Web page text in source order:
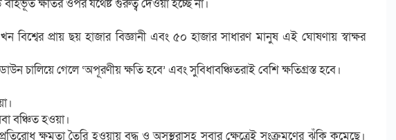
ক্ষতির ওপর যথেষ্ট গুরুত্ব দেওয়া হচ্ছে না।
প্রায় ছয় হাজার বিজ্ঞানী এবং ৫০ হাজার সাধারণ মানুষ এই ঘোষণায় স্বাক্ষর
চালিয়ে গেলে ‘অপূরণীয় ক্ষতি হবে’ এবং সুবিধাবঞ্চিতরাই বেশি ক্ষতিগ্রস্ত হবে।
বঞ্চিত হওয়া।
ক্ষমতা তৈরি হওয়ায় বৃদ্ধ ও অসুস্থরাসহ সবার ক্ষেত্রেই সংক্রমণের ঝুঁকি কমেছে।